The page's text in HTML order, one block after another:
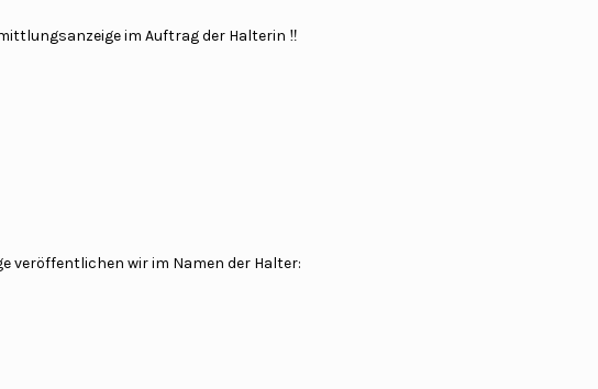
im Auftrag der Halterin ‼️
veröffentlichen wir im Namen der Halter: